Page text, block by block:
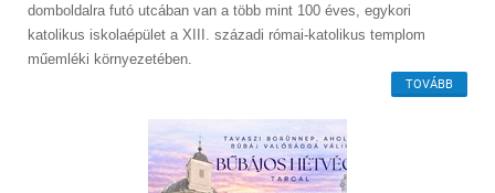
domboldalra futó utcában van a több mint 100 éves, egykori
katolikus iskolaépület a XIII. századi római-katolikus templom
műemléki környezetében.
TOVÁBB